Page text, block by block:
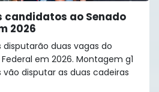
candidatos ao Senado
2026
disputarão duas vagas do
em 2026. Montagem g1
vão disputar as duas cadeiras